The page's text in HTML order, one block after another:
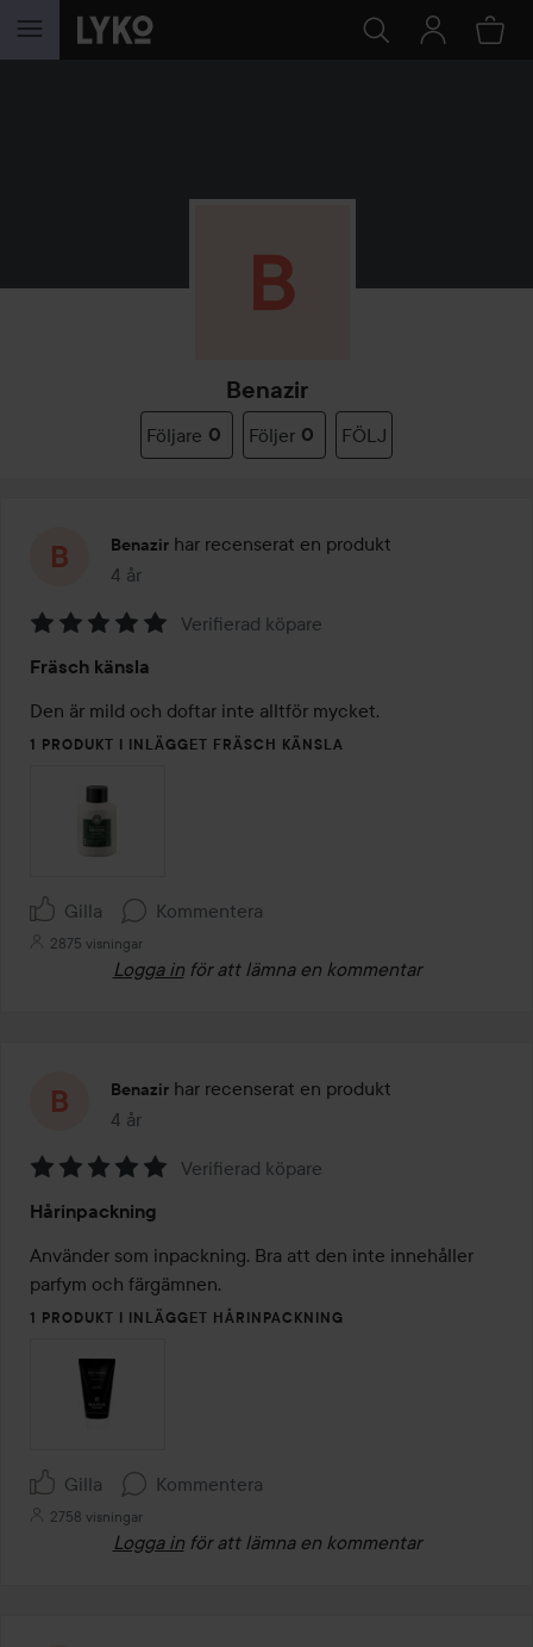
HOPPA TILL INNEHÅLLET
Benazir
Följare 0 Följer 0 FÖLJ
Benazir har recenserat en produkt
4 år
Inlägget skapades 4 år
5
av
5
Verifierad köpare
Fräsch känsla
Den är mild och doftar inte alltför mycket.
1 PRODUKT I INLÄGGET FRÄSCH KÄNSLA
Gilla Kommentera
2875 visningar
Logga in för att lämna en kommentar
Benazir har recenserat en produkt
4 år
Inlägget skapades 4 år
5
av
5
Verifierad köpare
Hårinpackning
Använder som inpackning. Bra att den inte innehåller
parfym och färgämnen.
1 PRODUKT I INLÄGGET HÅRINPACKNING
Gilla Kommentera
2758 visningar
Logga in för att lämna en kommentar